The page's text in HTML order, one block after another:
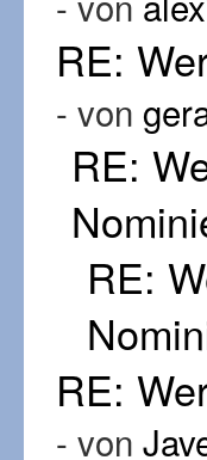
RE:
- von
RE:
RE:
RE:
- von